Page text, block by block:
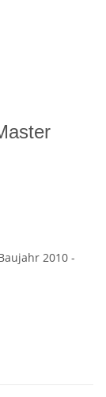
2010 -